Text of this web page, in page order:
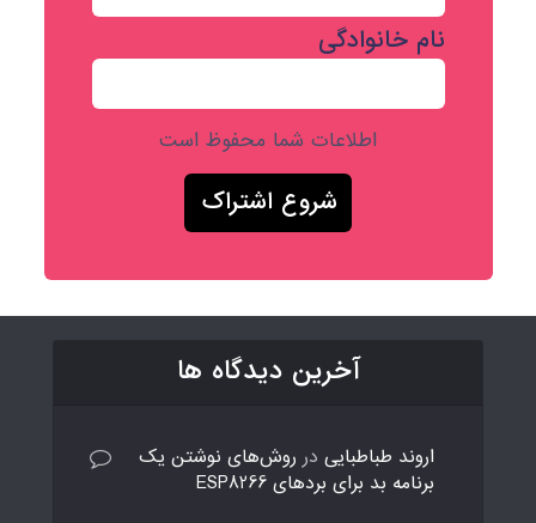
نام خانوادگی
اطلاعات شما محفوظ است
آخرین دیدگاه ها
اروند طباطبایی در روش‌های نوشتن یک
برنامه بد برای بردهای ESP8266